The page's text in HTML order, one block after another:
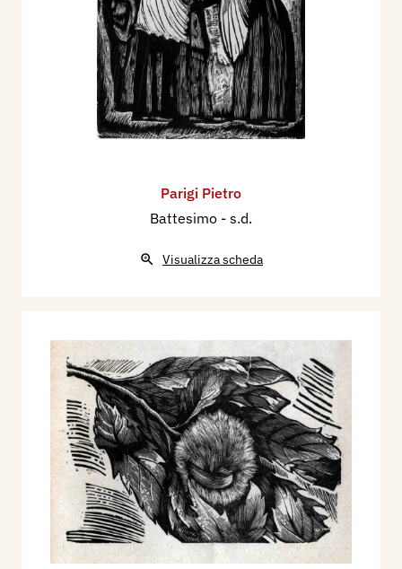
Parigi Pietro
Battesimo - s.d.
Visualizza scheda